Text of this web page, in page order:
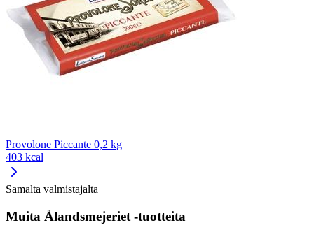
Provolone Piccante 0,2 kg
403 kcal
Samalta valmistajalta
Muita Ålandsmejeriet -tuotteita